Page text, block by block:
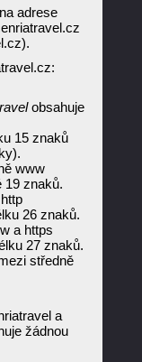
adrese
obsahuje
15 znaků
www
19 znaků.
26 znaků.
a https
27 znaků.
středně
a
žádnou